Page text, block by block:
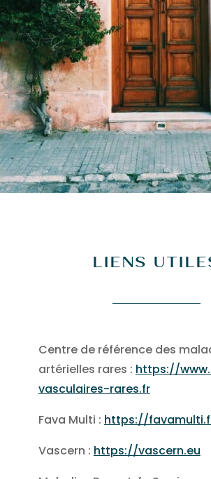
LIENS
Centre de référence des
artérielles rares : https://
vasculaires-rares.fr
Fava Multi : https://
Vascern : https://vascern.eu